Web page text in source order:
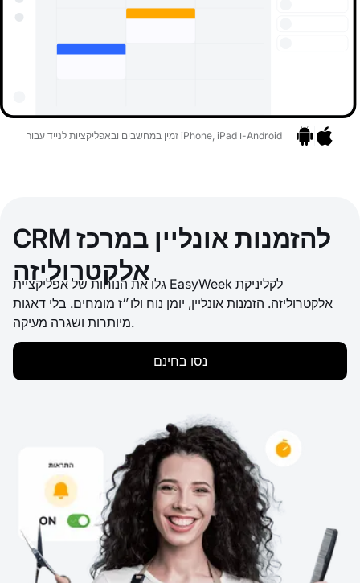
זמין במחשבים ובאפליקציות לנייד עבור iPhone, iPad ו-Android
CRM להזמנות אונליין במרכז
אלקטרוליזה
גלו את הנוחות של אפליקציית EasyWeek לקליניקת
אלקטרוליזה. הזמנות אונליין, יומן נוח ולו״ז מומחים. בלי דאגות
מיותרות ושגרה מעיקה.
נסו בחינם